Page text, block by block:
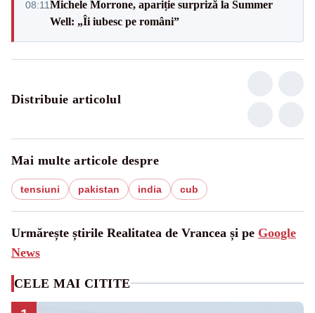
08:11Michele Morrone, apariție surpriză la Summer
Well: „Îi iubesc pe români”
Distribuie articolul
Mai multe articole despre
tensiuni pakistan india cub
Urmărește știrile Realitatea de Vrancea și pe Google
News
CELE MAI CITITE